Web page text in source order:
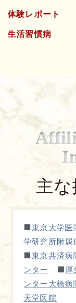
体験レポート
生活習慣病
主な
■東京大学医
学研究所附属
■東京共済病
ンター
■ 厚
ンター大橋病
天堂医院